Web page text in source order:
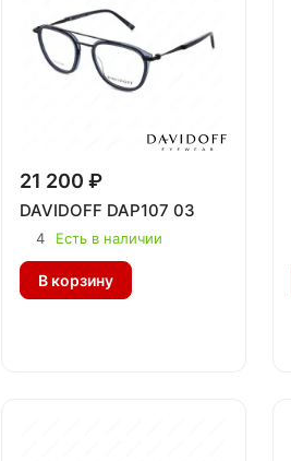
21 200 ₽
DAVIDOFF DAP107 03
4 Есть в наличии
В корзину